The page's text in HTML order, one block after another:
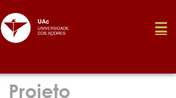
Projeto